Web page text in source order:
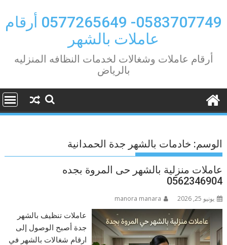
to
content
0583707749- 0577265649 أرقام
عاملات بالشهر
أرقام عاملات وشغالات لخدمات النظافه المنزليه
بالرياض
الوسم: خادمات بالشهر جدة الحمدانية
عاملات منزلية بالشهر حى المروة بجده
0562346904
يونيو 25, 2026 manora manara
عاملات تنظيف بالشهر
جدة أصبح الوصول إلى
ارقام شغالات بالشهر في